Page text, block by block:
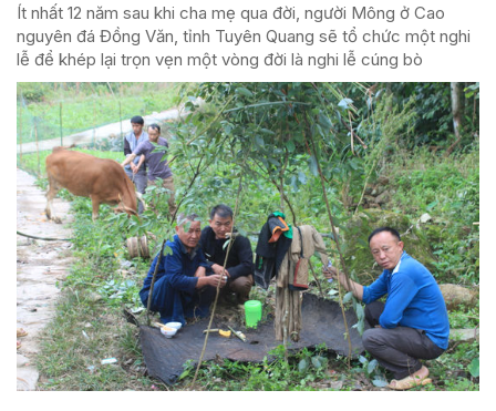
Ít nhất 12 năm sau khi cha mẹ qua đời, người Mông ở Cao
nguyên đá Đồng Văn, tỉnh Tuyên Quang sẽ tổ chức một nghi
lễ để khép lại trọn vẹn một vòng đời là nghi lễ cúng bò